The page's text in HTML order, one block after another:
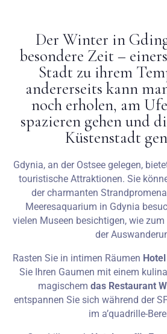
Kontakt
PL
Der Winter in
besondere Zeit –
Stadt zu ihrem
andererseits kann
noch erholen, am
spazieren gehen und
Küstenstadt
Gdynia, an der Ostsee gelegen,
touristische Attraktionen. Sie
der charmanten
Meeresaquarium in Gdynia
vielen Museen besichtigen, wie
der
Rasten Sie in intimen Räumen
Sie Ihren Gaumen mit einem
magischem das Restaurant
entspannen Sie sich während der
im a’quadrille-